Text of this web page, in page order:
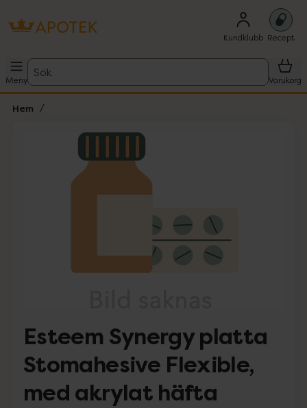
Kundklubb Recept
Meny
Sök
Varukorg
Hem
Lista: . Innehåller 1 objekt.
Esteem Synergy platta
Stomahesive Flexible,
med akrylat häfta